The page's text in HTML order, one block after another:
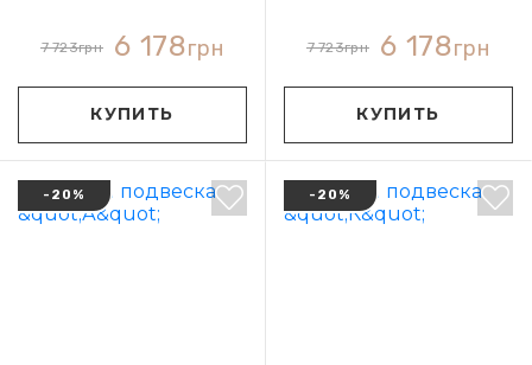
7 723грн 6 178грн
КУПИТЬ
7 723грн 6 178грн
КУПИТЬ
-20% -20%